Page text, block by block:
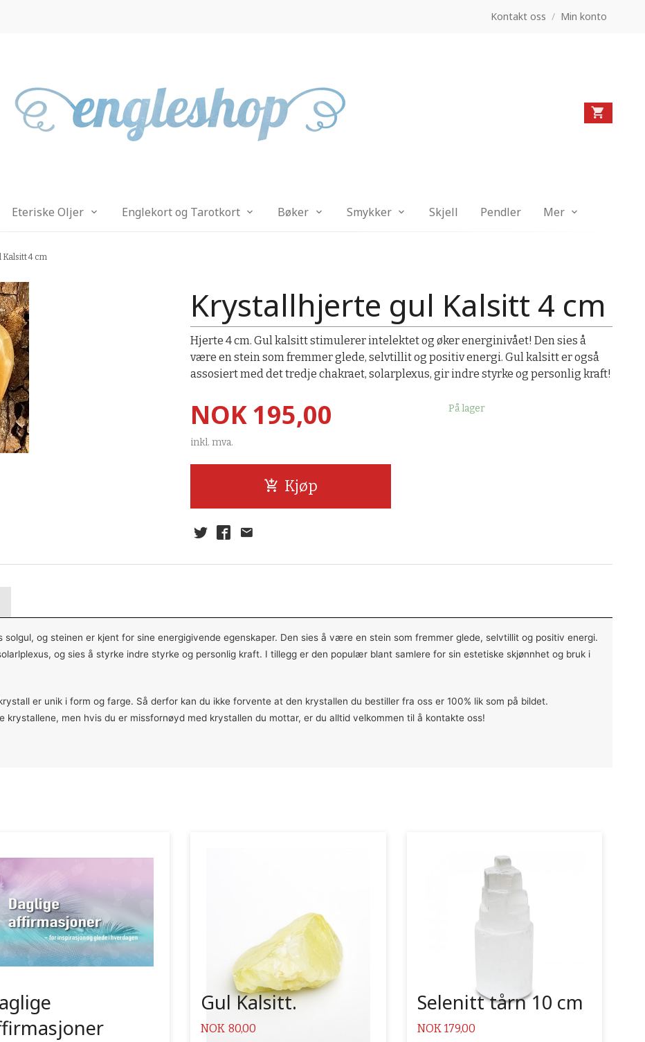
Kontakt oss / Min konto
Eteriske Oljer Englekort og Tarotkort Bøker Smykker Skjell Pendler Mer
Kalsitt 4 cm
Krystallhjerte gul Kalsitt 4 cm
Hjerte 4 cm. Gul kalsitt stimulerer intelektet og øker energinivået! Den sies å
være en stein som fremmer glede, selvtillit og positiv energi. Gul kalsitt er også
assosiert med det tredje chakraet, solarplexus, gir indre styrke og personlig kraft!
Pris
NOK195,00
inkl. mva.
På lager
Kjøp
og steinen er kjent for sine energigivende egenskaper. Den sies å være en stein som fremmer glede, selvtillit og positiv energi.
og sies å styrke indre styrke og personlig kraft. I tillegg er den populær blant samlere for sin estetiske skjønnhet og bruk i
er unik i form og farge. Så derfor kan du ikke forvente at den krystallen du bestiller fra oss er 100% lik som på bildet.
krystallene, men hvis du er missfornøyd med krystallen du mottar, er du alltid velkommen til å kontakte oss!
Gul Kalsitt.
Pris
NOK 80,00
Selenitt tårn 10 cm
Pris
NOK 179,00